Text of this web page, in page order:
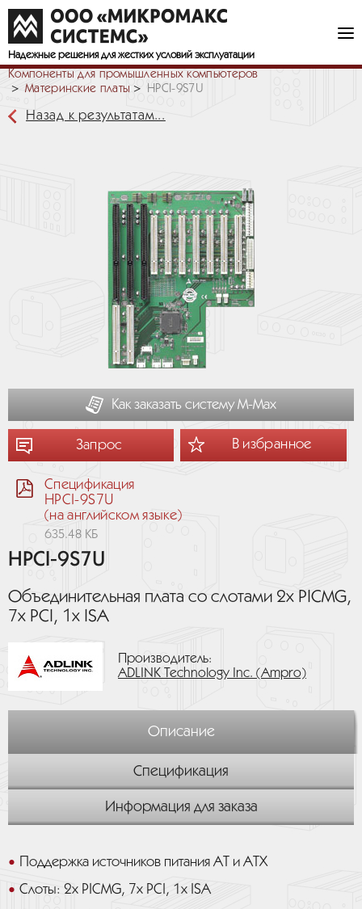
Надежные решения для жестких условий эксплуатации
Компоненты для промышленных компьютеров
Материнские платы
HPCI-9S7U
Назад к результатам...
Как заказать систему М-Мах
Запрос В избранное
Спецификация
HPCI-9S7U
(на английском языке)
635.48 КБ
HPCI-9S7U
Объединительная плата со слотами 2х PICMG,
7х PCI, 1х ISA
Производитель:
ADLINK Technology Inc. (Ampro)
Описание
Спецификация
Информация для заказа
Поддержка источников питания AT и ATX
Слоты: 2х PICMG, 7х PCI, 1х ISA